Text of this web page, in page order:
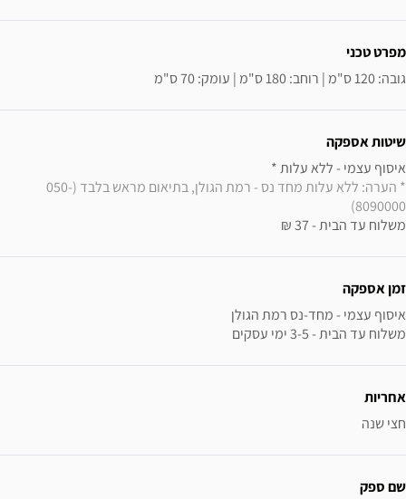
מפרט טכני
גובה: 120 ס"מ | רוחב: 180 ס"מ | עומק: 70 ס"מ
שיטות אספקה
איסוף עצמי - ללא עלות *
* הערה: ללא עלות מחד נס - רמת הגולן, בתיאום מראש בלבד (050-
8090000)
משלוח עד הבית - 37 ₪
זמן אספקה
משלוח עד הבית - 3-5 ימי עסקים
אחריות
חצי שנה
שם ספק